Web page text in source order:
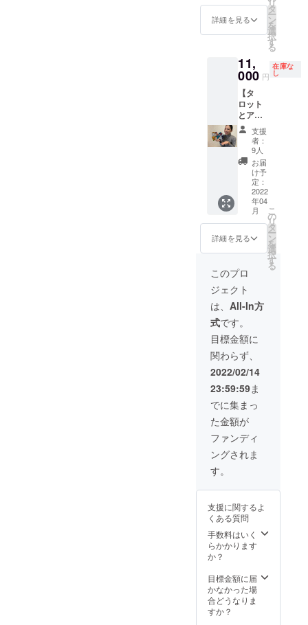
座 ※
メッ
つお礼
もお送
りしま
す！！
いろん
な国や
ケー
ション
も可能
になる
働き方
が手に
入れら
れるか
も？！
※ケース
は、ご
希望の
色をお
伝えく
ださい
※複業サ
ポート
1on1（
加）、
勉強会
の参加
など
「楽し
んで」
複業ス
タート
です！
※タロッ
ト＋
ケース
＋送料
と配送
手数料
サポー
ト ※
メッ
セージ
にてお
一人ず
りしま
す！！
年間複
業「収
益化」
のお手
しま
す！ 毎
週1on1
にて相
談も可
能なの
で、自
分だけ
の「複
業」が
手に入
れられ
ます。
これを
機に、
いろん
な国や
ワー
ケー
ション
も可能
になる
働き方
が手に
入れら
れるか
も？！
※ケース
は、ご
希望の
色をお
伝えく
ださい
※複業サ
ポート
1on1（
自由参
加）、
勉強会
の参加
など
複業ス
タート
が可能
ト占い
します
コース
（チャ
電話）
】 現在
タロッ
ト占い
は休止
中です
が、特
別に林
知佳が
タロッ
トや他
の占い
を1年間
毎週オ
ンライ
ン占い
をする
ました
※ケース
は、ご
希望の
色をお
伝えく
ださい
※現在占
いの販
売はし
ていな
いた
め、こ
ちらで
のみ占
い可
能！
詳細を見る
リ
タ
ー
ン
を
選
択
す
る
11,
000 円
在庫な
し
【タ
ロット
とアフ
リカ布
ケー
ス】 タ
ロット
＋あり
ささん
作成の
アフリ
カンタ
ロット
ケース
のコー
ス 事前
にご予
約いた
だいて
いる方
はこち
らから
ご購入
くださ
い！ 後
日、色
味の確
認な
ど、
メール
にてご
連絡差
し上げ
ます。
ケース
と配送
手数料
込 ※
メッ
セージ
一人ず
つお礼
もお送
りしま
支援
者：
9人
お届
け予
定：
2022
年04
月
詳細を見る
こ
の
リ
タ
ー
ン
を
選
択
す
る
このプロ
ジェクト
は、 All-In方
式です。
目標金額に
関わらず、
2022/02/14
23:59:59ま
でに集まっ
た金額が
ファンディ
ングされま
す。
支援に関するよ
くある質問
手数料はいく
らかかります
か？
目標金額に届
かなかった場
合どうなりま
すか？